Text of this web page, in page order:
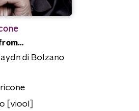
di Bolzano
[viool]